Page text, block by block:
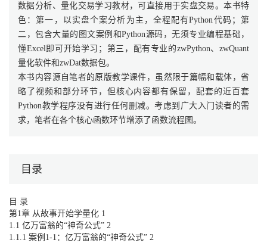
数据分析、量化交易学习教材，可直接用于实盘交易。本书特
色：第一，以实盘个案分析为主，全程配有Python代码；第
二，包含大量的图文案例和Python源码，无须专业编程基础，
懂Excel即可开始学习；第三，配有专业的zwPython、zwQuant
量化软件和zwDat数据包。
本书内容源自笔者的原版教学课件，虽然限于篇幅和载体，省
略了视频和部分环节，但核心内容都有保留，配套的近百套
Python教学程序没有进行任何删减。考虑到广大入门读者的需
求，笔者在各个核心函数环节增添了函数流程图。
目录
目 录
第1章 从故事开始学量化 1
1.1 亿万富翁的“神奇公式” 2
1.1.1 案例1-1：亿万富翁的“神奇公式” 2